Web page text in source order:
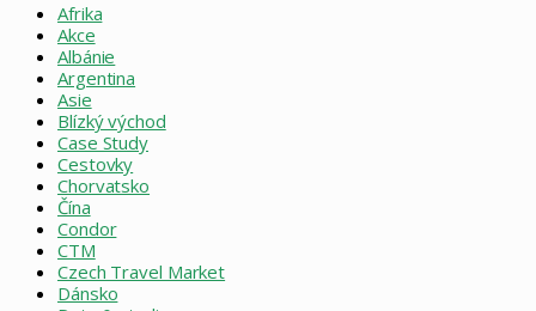
Afrika
Akce
Albánie
Argentina
Asie
Blízký východ
Case Study
Cestovky
Chorvatsko
Čína
Condor
CTM
Czech Travel Market
Dánsko